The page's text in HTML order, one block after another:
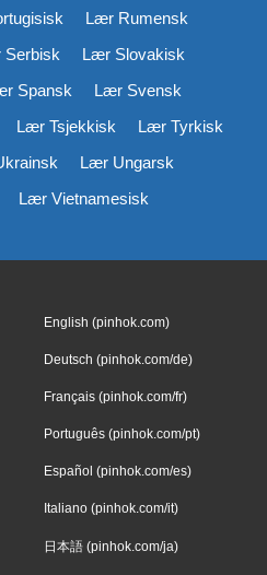
Lær Rumensk
Lær Slovakisk
Spansk
Lær Svensk
Lær Tsjekkisk
Lær Tyrkisk
Lær Ungarsk
Lær Vietnamesisk
English (pinhok.com)
Deutsch (pinhok.com/de)
Français (pinhok.com/fr)
Português (pinhok.com/pt)
Español (pinhok.com/es)
Italiano (pinhok.com/it)
日本語 (pinhok.com/ja)